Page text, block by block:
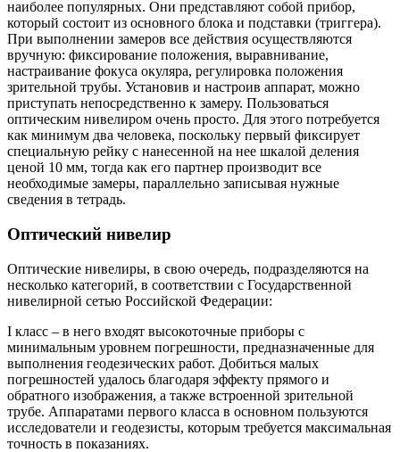
наиболее популярных. Они представляют собой прибор,
который состоит из основного блока и подставки (триггера).
При выполнении замеров все действия осуществляются
вручную: фиксирование положения, выравнивание,
настраивание фокуса окуляра, регулировка положения
зрительной трубы. Установив и настроив аппарат, можно
приступать непосредственно к замеру. Пользоваться
оптическим нивелиром очень просто. Для этого потребуется
как минимум два человека, поскольку первый фиксирует
специальную рейку с нанесенной на нее шкалой деления
ценой 10 мм, тогда как его партнер производит все
необходимые замеры, параллельно записывая нужные
сведения в тетрадь.
Оптический нивелир
Оптические нивелиры, в свою очередь, подразделяются на
несколько категорий, в соответствии с Государственной
нивелирной сетью Российской Федерации:
I класс – в него входят высокоточные приборы с
минимальным уровнем погрешности, предназначенные для
выполнения геодезических работ. Добиться малых
погрешностей удалось благодаря эффекту прямого и
обратного изображения, а также встроенной зрительной
трубе. Аппаратами первого класса в основном пользуются
исследователи и геодезисты, которым требуется максимальная
точность в показаниях.